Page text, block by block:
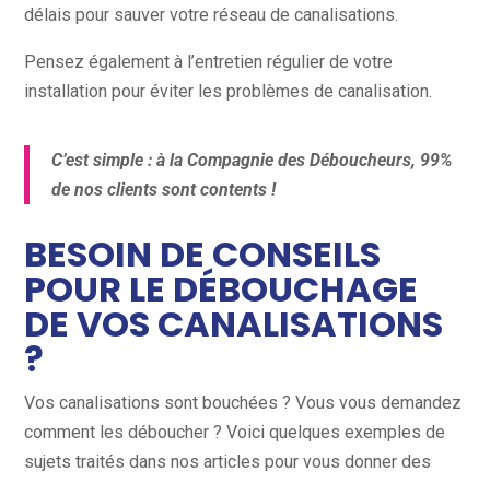
délais pour sauver votre réseau de canalisations.
Pensez également à l’entretien régulier de votre
installation pour éviter les problèmes de canalisation.
C’est simple : à la Compagnie des Déboucheurs, 99%
de nos clients sont contents !
BESOIN DE CONSEILS
POUR LE DÉBOUCHAGE
DE VOS CANALISATIONS
?
Vos canalisations sont bouchées ? Vous vous demandez
comment les déboucher ? Voici quelques exemples de
sujets traités dans nos articles pour vous donner des